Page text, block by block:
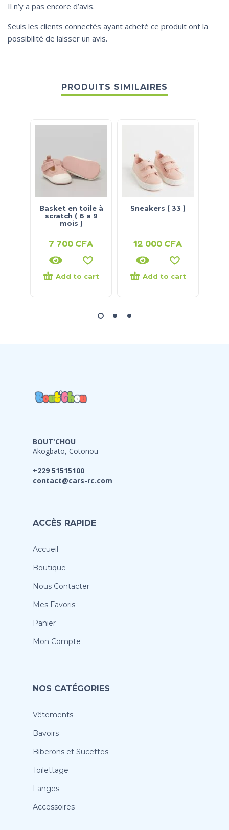
Il n’y a pas encore d’avis.
Seuls les clients connectés ayant acheté ce produit ont la
possibilité de laisser un avis.
PRODUITS SIMILAIRES
Basket en toile à
scratch ( 6 a 9
mois )
7 700 CFA
Add to cart
Sneakers ( 33 )
12 000 CFA
Add to cart
BOUT'CHOU
Akogbato, Cotonou
+229 51515100
contact@cars-rc.com
ACCÈS RAPIDE
Accueil
Boutique
Nous Contacter
Mes Favoris
Panier
Mon Compte
NOS CATÉGORIES
Vêtements
Bavoirs
Biberons et Sucettes
Toilettage
Langes
Accessoires